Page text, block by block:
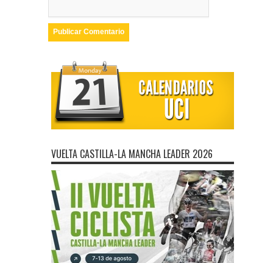
VUELTA CASTILLA-LA MANCHA LEADER 2026